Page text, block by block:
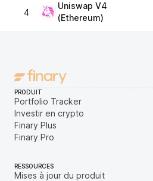
4
Uniswap V4
(Ethereum)
PRODUIT
Portfolio Tracker
Investir en crypto
Finary Plus
Finary Pro
RESSOURCES
Mises à jour du produit